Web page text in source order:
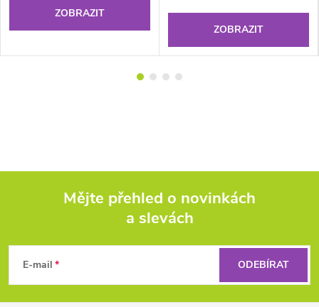
ZOBRAZIT
ZOBRAZIT
Mějte přehled o novinkách
a slevách
E-mail ODEBÍRAT